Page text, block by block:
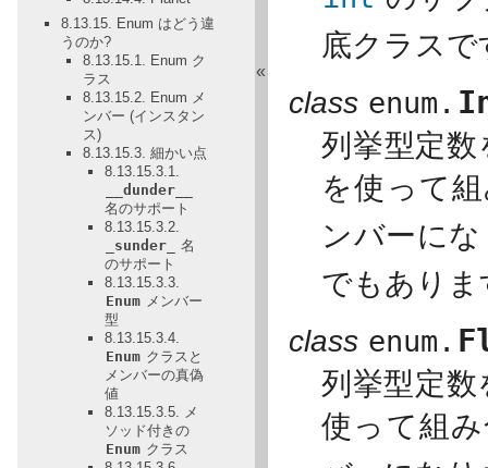
底クラスで
class enum.
列挙型定
を使って
ンバーに
でもありま
class enum.
列挙型定
使って組
8.13.15. Enum はどう違
うのか?
8.13.15.1. Enum ク
ラス
8.13.15.2. Enum メ
ンバー (インスタン
ス)
8.13.15.3. 細かい点
8.13.15.3.1.
__dunder__
名のサポート
8.13.15.3.2.
_sunder_
名
のサポート
8.13.15.3.3.
Enum メンバー
型
8.13.15.3.4.
Enum クラスと
メンバーの真偽
値
8.13.15.3.5. メ
ソッド付きの
Enum クラス
«